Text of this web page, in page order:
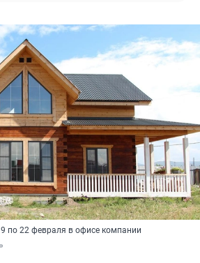
по 22 февраля в офисе компании